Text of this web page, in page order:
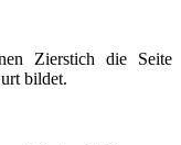
Zierstich die Seite
bildet.